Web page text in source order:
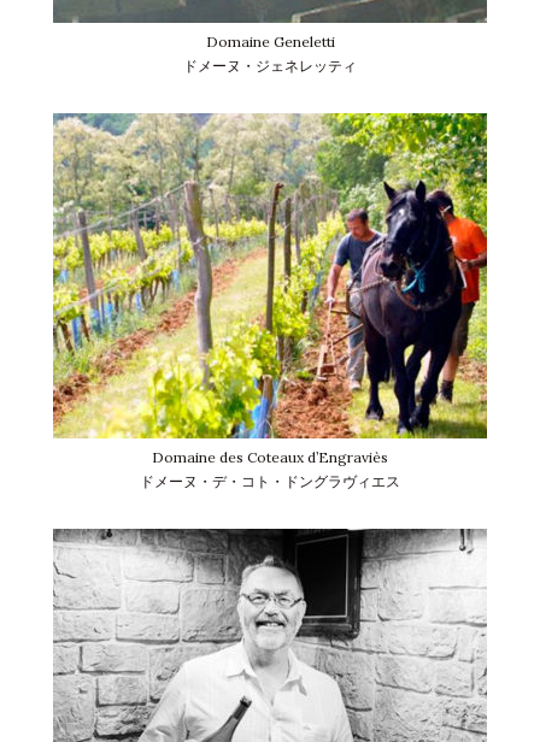
Domaine Geneletti
ドメーヌ・ジェネレッティ
Domaine des Coteaux d’Engraviès
ドメーヌ・デ・コト・ドングラヴィエス